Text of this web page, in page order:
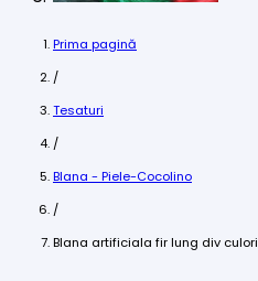
Prima pagină
/
Tesaturi
/
Blana - Piele-Cocolino
/
Blana artificiala fir lung div culori